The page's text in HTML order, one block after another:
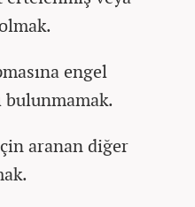
engel
bulunmamak.
aranan diğer